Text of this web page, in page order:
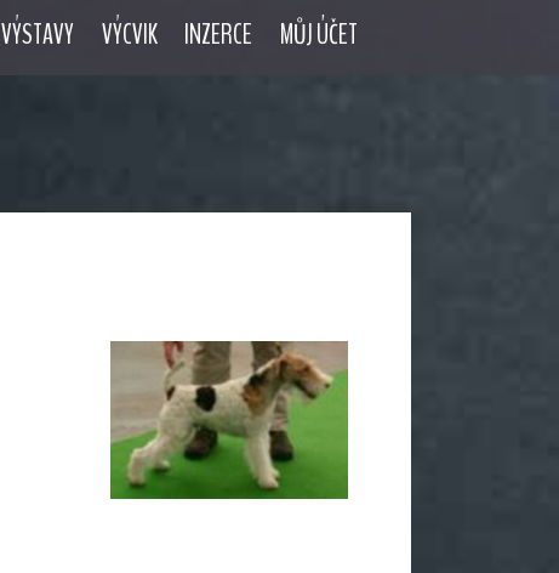
VÝSTAVY VÝCVIK INZERCE MŮJ ÚČET